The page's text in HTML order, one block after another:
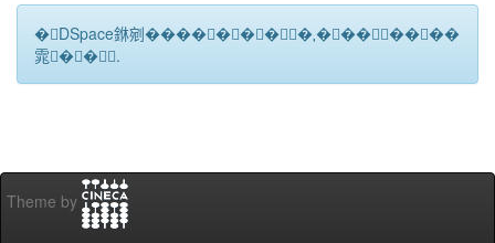
�DSpace銝剜�������★��������
雿��.
Theme by